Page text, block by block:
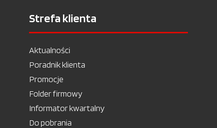
Strefa klienta
Aktualności
Poradnik klienta
Promocje
Folder firmowy
Informator kwartalny
Do pobrania